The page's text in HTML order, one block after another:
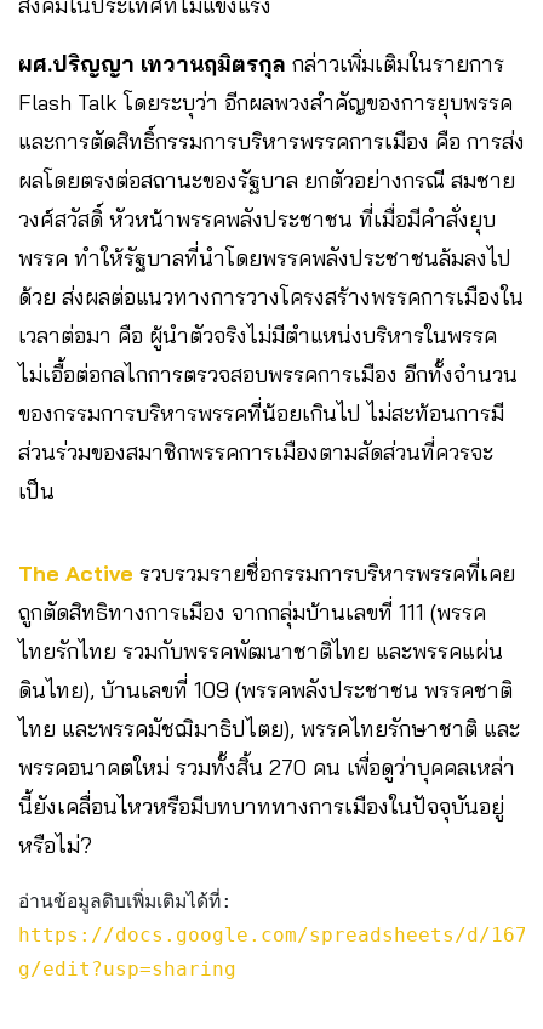
ผศ.ปริญญา เทวานฤมิตรกุล กล่าวเพิ่มเติมในรายการ
Flash Talk โดยระบุว่า อีกผลพวงสำคัญของการยุบพรรค
และการตัดสิทธิ์กรรมการบริหารพรรคการเมือง คือ การส่ง
ผลโดยตรงต่อสถานะของรัฐบาล ยกตัวอย่างกรณี สมชาย
วงศ์สวัสดิ์ หัวหน้าพรรคพลังประชาชน ที่เมื่อมีคำสั่งยุบ
พรรค ทำให้รัฐบาลที่นำโดยพรรคพลังประชาชนล้มลงไป
ด้วย ส่งผลต่อแนวทางการวางโครงสร้างพรรคการเมืองใน
เวลาต่อมา คือ ผู้นำตัวจริงไม่มีตำแหน่งบริหารในพรรค
ไม่เอื้อต่อกลไกการตรวจสอบพรรคการเมือง อีกทั้งจำนวน
ของกรรมการบริหารพรรคที่น้อยเกินไป ไม่สะท้อนการมี
ส่วนร่วมของสมาชิกพรรคการเมืองตามสัดส่วนที่ควรจะ
เป็น
The Active รวบรวมรายชื่อกรรมการบริหารพรรคที่เคย
ถูกตัดสิทธิทางการเมือง จากกลุ่มบ้านเลขที่ 111 (พรรค
ไทยรักไทย รวมกับพรรคพัฒนาชาติไทย และพรรคแผ่น
ดินไทย), บ้านเลขที่ 109 (พรรคพลังประชาชน พรรคชาติ
ไทย และพรรคมัชฌิมาธิปไตย), พรรคไทยรักษาชาติ และ
พรรคอนาคตใหม่ รวมทั้งสิ้น 270 คน เพื่อดูว่าบุคคลเหล่า
นี้ยังเคลื่อนไหวหรือมีบทบาททางการเมืองในปัจจุบันอยู่
หรือไม่?
อ่านข้อมูลดิบเพิ่มเติมได้ที่:
https://docs.google.com/spreadsheets/d/
g/edit?usp=sharing